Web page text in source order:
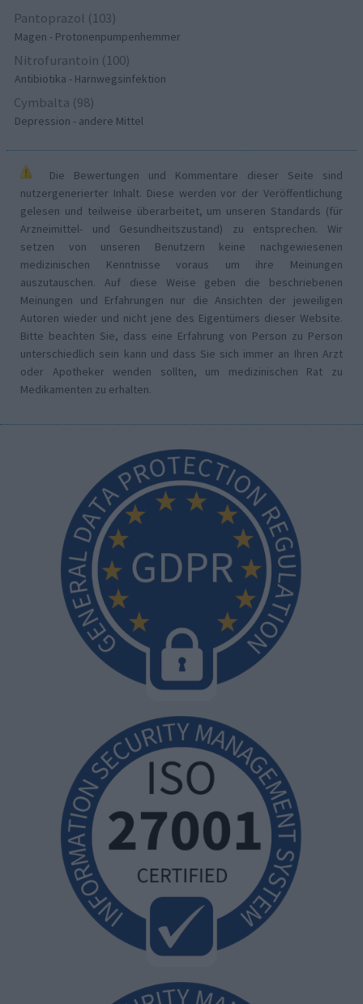
Pantoprazol (103)
Magen - Protonenpumpenhemmer
Nitrofurantoin (100)
Antibiotika - Harnwegsinfektion
Cymbalta (98)
Depression - andere Mittel
Die Bewertungen und Kommentare dieser Seite sind
nutzergenerierter Inhalt. Diese werden vor der Veröffentlichung
gelesen und teilweise überarbeitet, um unseren Standards (für
Arzneimittel- und Gesundheitszustand) zu entsprechen. Wir
setzen von unseren Benutzern keine nachgewiesenen
medizinischen Kenntnisse voraus um ihre Meinungen
auszutauschen. Auf diese Weise geben die beschriebenen
Meinungen und Erfahrungen nur die Ansichten der jeweiligen
Autoren wieder und nicht jene des Eigentümers dieser Website.
Bitte beachten Sie, dass eine Erfahrung von Person zu Person
unterschiedlich sein kann und dass Sie sich immer an Ihren Arzt
oder Apotheker wenden sollten, um medizinischen Rat zu
Medikamenten zu erhalten.